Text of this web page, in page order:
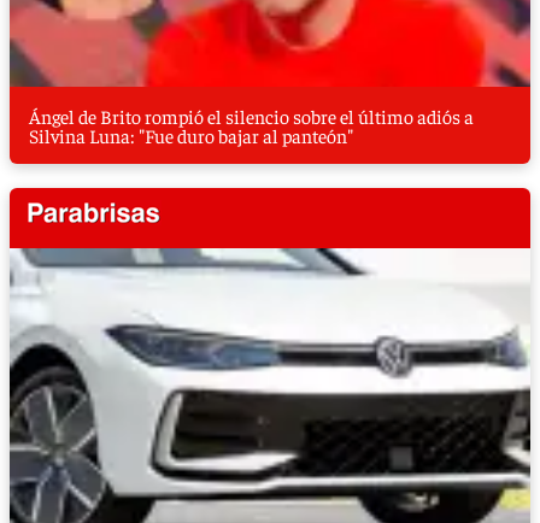
Ángel de Brito rompió el silencio sobre el último adiós a
Silvina Luna: "Fue duro bajar al panteón"